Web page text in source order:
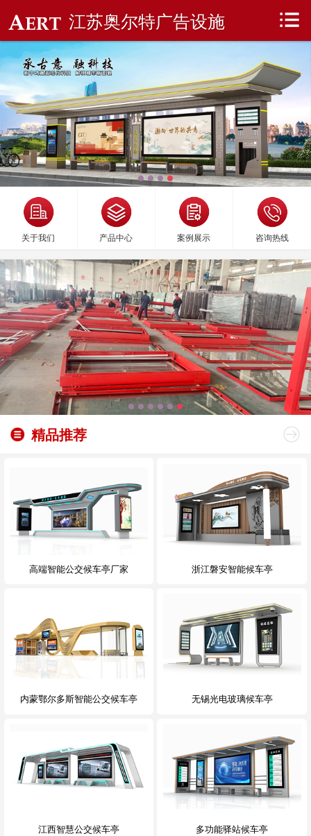
江苏奥尔特广告设施
关于我们 产品中心 案例展示 咨询热线
精品推荐
高端智能公交候车亭厂家 浙江磐安智能候车亭
内蒙鄂尔多斯智能公交候车亭 无锡光电玻璃候车亭
江西智慧公交候车亭 多功能驿站候车亭